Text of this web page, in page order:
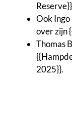
Ook Ingo
over zijn
Thomas
2025}}.